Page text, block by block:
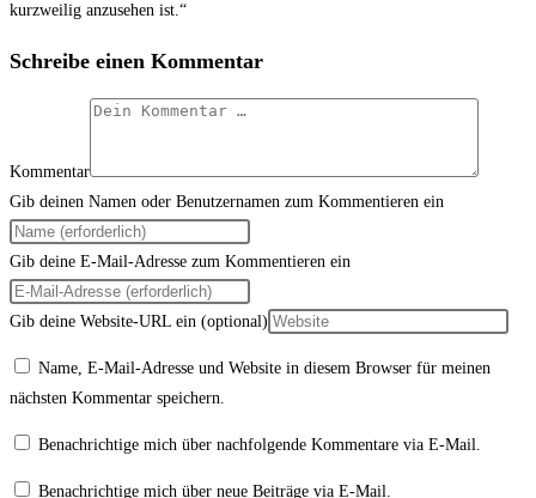
kurzweilig anzusehen ist.“
Schreibe einen Kommentar
Kommentar
Gib deinen Namen oder Benutzernamen zum Kommentieren ein
Gib deine E-Mail-Adresse zum Kommentieren ein
Gib deine Website-URL ein (optional)
Name, E-Mail-Adresse und Website in diesem Browser für meinen
nächsten Kommentar speichern.
Benachrichtige mich über nachfolgende Kommentare via E-Mail.
Benachrichtige mich über neue Beiträge via E-Mail.